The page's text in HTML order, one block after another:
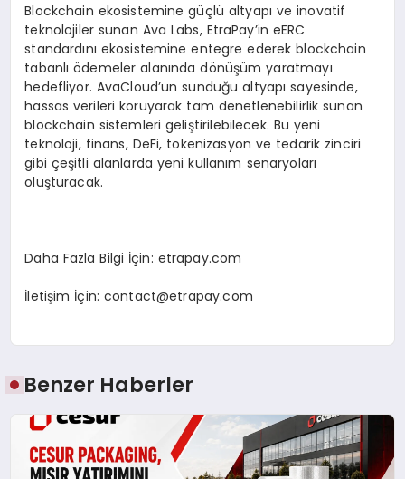
Blockchain ekosistemine güçlü altyapı ve inovatif
teknolojiler sunan Ava Labs, EtraPay’in eERC
standardını ekosistemine entegre ederek blockchain
tabanlı ödemeler alanında dönüşüm yaratmayı
hedefliyor. AvaCloud’un sunduğu altyapı sayesinde,
hassas verileri koruyarak tam denetlenebilirlik sunan
blockchain sistemleri geliştirilebilecek. Bu yeni
teknoloji, finans, DeFi, tokenizasyon ve tedarik zinciri
gibi çeşitli alanlarda yeni kullanım senaryoları
oluşturacak.
Daha Fazla Bilgi İçin: etrapay.com
İletişim İçin: contact@etrapay.com
Benzer Haberler